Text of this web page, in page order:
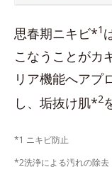
思春期ニキビ*1
こなうことがカ
リア機能へアプ
し、垢抜け肌*2
*1 ニキビ防止
*2洗浄による汚れの除去